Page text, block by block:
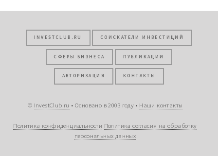
INVESTCLUB.RU СОИСКАТЕЛИ ИНВЕСТИЦИЙ
СФЕРЫ БИЗНЕСА ПУБЛИКАЦИИ
АВТОРИЗАЦИЯ КОНТАКТЫ
© InvestClub.ru • Основано в 2003 году • Наши контакты
Политика конфиденциальности Политика согласия на обработку
персональных данных